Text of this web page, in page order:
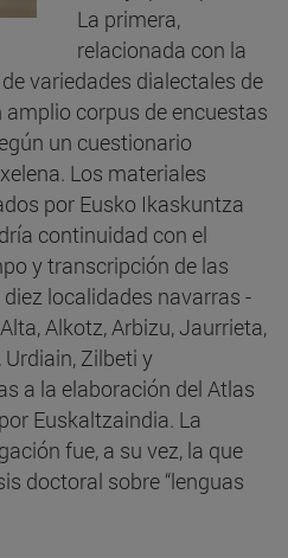
La primera,
relacionada con la
variedades dialectales de
corpus de encuestas
un cuestionario
Los materiales
por Eusko Ikaskuntza
continuidad con el
y transcripción de las
localidades navarras -
Alkotz, Arbizu, Jaurrieta,
Urdiain, Zilbeti y
a la elaboración del Atlas
Euskaltzaindia. La
fue, a su vez, la que
doctoral sobre “lenguas